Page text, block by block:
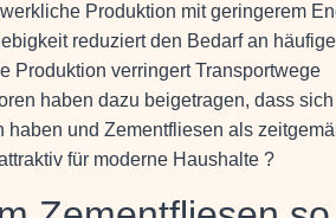
Produktion mit geringerem
reduziert den Bedarf an
Produktion verringert Transportwege
haben dazu beigetragen, dass
haben und Zementfliesen als
für moderne Haushalte ?